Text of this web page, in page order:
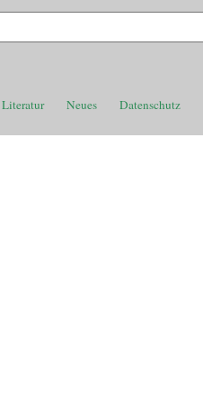
Literatur Neues Datenschutz